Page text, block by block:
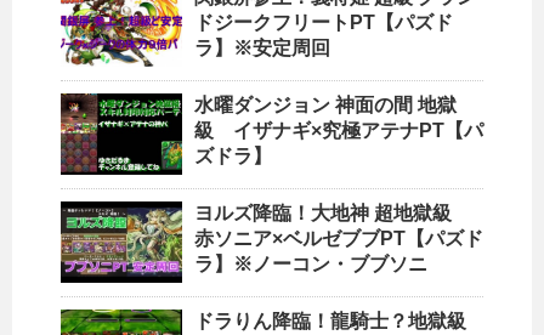
ドジークフリートPT【パズド
ラ】※安定周回
水曜ダンジョン 神面の間 地獄
級 イザナギ×究極アテナPT【パ
ズドラ】
ヨルズ降臨！大地神 超地獄級
赤ソニア×ベルゼブブPT【パズド
ラ】※ノーコン・ブブソニ
ドラりん降臨！龍騎士？地獄級